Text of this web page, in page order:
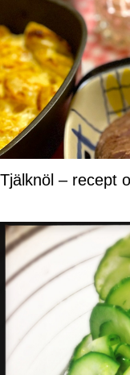
Tjälknöl – recept